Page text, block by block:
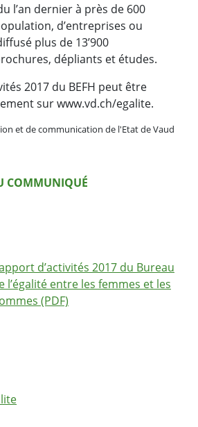
l’an dernier à près de 600
d’entreprises ou
plus de 13’900
dépliants et études.
2017 du BEFH peut être
sur www.vd.ch/egalite.
et de communication de l'Etat de Vaud
COMMUNIQUÉ
d’activités 2017 du Bureau
l’égalité entre les femmes et les
(PDF)